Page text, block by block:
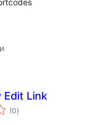
Edit Link
(0общо
оценки
)